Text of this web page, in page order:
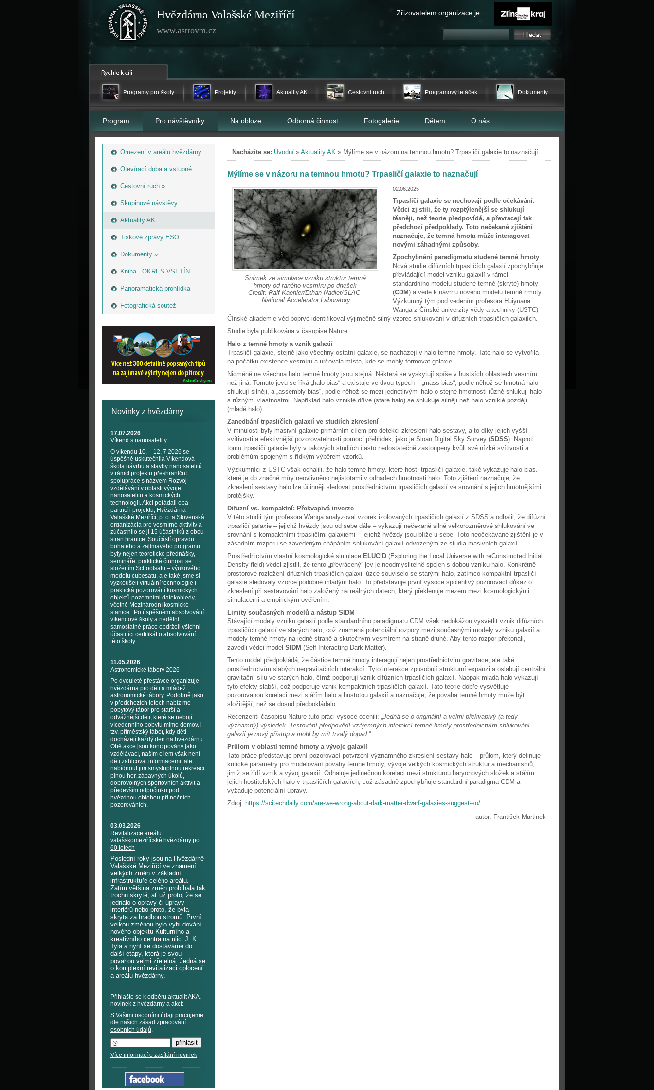
Hvězdárna Valašské Meziříčí
www.astrovm.cz
Zřizovatelem organizace je
Programy pro školy Projekty Aktuality AK Cestovní ruch Programový letáček Dokumenty
Program Pro návštěvníky Na obloze Odborná činnost Fotogalerie Dětem O nás
Omezení v areálu hvězdárny
Otevírací doba a vstupné
Cestovní ruch »
Skupinové návštěvy
Aktuality AK
Tiskové zprávy ESO
Dokumenty »
Kniha - OKRES VSETÍN
Panoramatická prohlídka
Fotografická soutež
Novinky z hvězdárny
17.07.2026
Víkend s nanosatelity
O víkendu 10. – 12. 7 2026 se
úspěšně uskutečnila Víkendová
škola návrhu a stavby nanosatelitů
v rámci projektu přeshraniční
spolupráce s názvem Rozvoj
vzdělávání v oblasti vývoje
nanosatelitů a kosmických
technologií. Akci pořádali oba
partneři projektu, Hvězdárna
Valašské Meziříčí, p. o. a Slovenská
organizácia pre vesmírné aktivity a
zúčastnilo se ji 15 účastníků z obou
stran hranice. Součástí opravdu
bohatého a zajímavého programu
byly nejen teoretické přednášky,
semináře, praktické činnosti se
složením Schoolsatů – výukového
modelu cubesatu, ale také jsme si
vyzkoušeli virtuální technologie i
praktická pozorování kosmických
objektů pozemními dalekohledy,
včetně Mezinárodní kosmické
stanice. Po úspěšném absolvování
víkendové školy a nedělní
samostatné práce obdrželi všichni
účastníci certifikát o absolvování
této školy.
11.05.2026
Astronomické tábory 2026
Po dvouleté přestávce organizuje
hvězdárna pro děti a mládež
astronomické tábory. Podobně jako
v předchozích letech nabízíme
pobytový tábor pro starší a
odvážnější děti, které se nebojí
vícedenního pobytu mimo domov, i
tzv. příměstský tábor, kdy děti
docházejí každý den na hvězdárnu.
Obě akce jsou koncipovány jako
vzdělávací, naším cílem však není
děti zahlcovat informacemi, ale
nabídnout jim smysluplnou rekreaci
plnou her, zábavných úkolů,
dobrovolných sportovních aktivit a
především odpočinku pod
hvězdnou oblohou při nočních
pozorováních.
03.03.2026
Revitalizace areálu
valašskomeziříčské hvězdárny po
60 letech
Poslední roky jsou na Hvězdárně
Valašské Meziříčí ve znamení
velkých změn v základní
infrastruktuře celého areálu.
Zatím většina změn probíhala tak
trochu skrytě, ať už proto, že se
jednalo o opravy či úpravy
interiérů nebo proto, že byla
skryta za hradbou stromů. První
velkou změnou bylo vybudování
nového objektu Kulturního a
kreativního centra na ulici J. K.
Tyla a nyní se dostáváme do
další etapy, která je svou
povahou velmi zřetelná. Jedná se
o komplexní revitalizaci oplocení
a areálu hvězdárny.
Přihlašte se k odběru aktualit AKA,
novinek z hvězdárny a akcí:
S Vašimi osobními údaji pracujeme
dle našich zásad zpracování
osobních údajů.
Více informací o zasílání novinek
Nacházíte se: Úvodní » Aktuality AK » Mýlíme se v názoru na temnou hmotu? Trpasličí galaxie to naznačují
Mýlíme se v názoru na temnou hmotu? Trpasličí galaxie to naznačují
02.06.2025
Snímek ze simulace vzniku struktur temné
hmoty od raného vesmíru po dnešek
Credit: Ralf Kaehler/Ethan Nadler/SLAC
National Accelerator Laboratory
Trpasličí galaxie se nechovají podle očekávání.
Vědci zjistili, že ty rozptýlenější se shlukují
těsněji, než teorie předpovídá, a převracejí tak
předchozí předpoklady. Toto nečekané zjištění
naznačuje, že temná hmota může interagovat
novými záhadnými způsoby.
Zpochybnění paradigmatu studené temné hmoty
Nová studie difúzních trpasličích galaxií zpochybňuje
převládající model vzniku galaxií v rámci
standardního modelu studené temné (skryté) hmoty
(CDM) a vede k návrhu nového modelu temné hmoty.
Výzkumný tým pod vedením profesora Huiyuana
Wanga z Čínské univerzity vědy a techniky (USTC)
Čínské akademie věd poprvé identifikoval výjimečně silný vzorec shlukování v difúzních trpasličích galaxiích.
Studie byla publikována v časopise Nature.
Halo z temné hmoty a vznik galaxií
Trpasličí galaxie, stejně jako všechny ostatní galaxie, se nacházejí v halo temné hmoty. Tato halo se vytvořila
na počátku existence vesmíru a určovala místa, kde se mohly formovat galaxie.
Nicméně ne všechna halo temné hmoty jsou stejná. Některá se vyskytují spíše v hustších oblastech vesmíru
než jiná. Tomuto jevu se říká „halo bias“ a existuje ve dvou typech – „mass bias“, podle něhož se hmotná halo
shlukují silněji, a „assembly bias“, podle něhož se mezi jednotlivými halo o stejné hmotnosti různě shlukují halo
s různými vlastnostmi. Například halo vzniklé dříve (staré halo) se shlukuje silněji než halo vzniklé později
(mladé halo).
Zanedbání trpasličích galaxií ve studiích zkreslení
V minulosti byly masivní galaxie primárním cílem pro detekci zkreslení halo sestavy, a to díky jejich vyšší
svítivosti a efektivnější pozorovatelnosti pomocí přehlídek, jako je Sloan Digital Sky Survey (SDSS). Naproti
tomu trpasličí galaxie byly v takových studiích často nedostatečně zastoupeny kvůli své nízké svítivosti a
problémům spojeným s řídkým výběrem vzorků.
Výzkumníci z USTC však odhalili, že halo temné hmoty, které hostí trpasličí galaxie, také vykazuje halo bias,
které je do značné míry neovlivněno nejistotami v odhadech hmotnosti halo. Toto zjištění naznačuje, že
zkreslení sestavy halo lze účinněji sledovat prostřednictvím trpasličích galaxií ve srovnání s jejich hmotnějšími
protějšky.
Difuzní vs. kompaktní: Překvapivá inverze
V této studii tým profesora Wanga analyzoval vzorek izolovaných trpasličích galaxií z SDSS a odhalil, že difúzní
trpasličí galaxie – jejichž hvězdy jsou od sebe dále – vykazují nečekaně silné velkorozměrové shlukování ve
srovnání s kompaktními trpasličími galaxiemi – jejichž hvězdy jsou blíže u sebe. Toto neočekávané zjištění je v
zásadním rozporu se zavedeným chápáním shlukování galaxií odvozeným ze studia masivních galaxií.
Prostřednictvím vlastní kosmologické simulace ELUCID (Exploring the Local Universe with reConstructed Initial
Density field) vědci zjistili, že tento „převrácený“ jev je neodmyslitelně spojen s dobou vzniku halo. Konkrétně
prostorové rozložení difúzních trpasličích galaxií úzce souviselo se starými halo, zatímco kompaktní trpasličí
galaxie sledovaly vzorce podobné mladým halo. To představuje první vysoce spolehlivý pozorovací důkaz o
zkreslení při sestavování halo založený na reálných datech, který překlenuje mezeru mezi kosmologickými
simulacemi a empirickým ověřením.
Limity současných modelů a nástup SIDM
Stávající modely vzniku galaxií podle standardního paradigmatu CDM však nedokážou vysvětlit vznik difúzních
trpasličích galaxií ve starých halo, což znamená potenciální rozpory mezi současnými modely vzniku galaxií a
modely temné hmoty na jedné straně a skutečným vesmírem na straně druhé. Aby tento rozpor překonali,
zavedli vědci model SIDM (Self-Interacting Dark Matter).
Tento model předpokládá, že částice temné hmoty interagují nejen prostřednictvím gravitace, ale také
prostřednictvím slabých negravitačních interakcí. Tyto interakce způsobují strukturní expanzi a oslabují centrální
gravitační sílu ve starých halo, čímž podporují vznik difúzních trpasličích galaxií. Naopak mladá halo vykazují
tyto efekty slabší, což podporuje vznik kompaktních trpasličích galaxií. Tato teorie dobře vysvětluje
pozorovanou korelaci mezi stářím halo a hustotou galaxií a naznačuje, že povaha temné hmoty může být
složitější, než se dosud předpokládalo.
Recenzenti časopisu Nature tuto práci vysoce ocenili: „Jedná se o originální a velmi překvapivý (a tedy
významný) výsledek. Testování předpovědí vzájemných interakcí temné hmoty prostřednictvím shlukování
galaxií je nový přístup a mohl by mít trvalý dopad.“
Průlom v oblasti temné hmoty a vývoje galaxií
Tato práce představuje první pozorovací potvrzení významného zkreslení sestavy halo – průlom, který definuje
kritické parametry pro modelování povahy temné hmoty, vývoje velkých kosmických struktur a mechanismů,
jimiž se řídí vznik a vývoj galaxií. Odhaluje jedinečnou korelaci mezi strukturou baryonových složek a stářím
jejich hostitelských halo v trpasličích galaxiích, což zásadně zpochybňuje standardní paradigma CDM a
vyžaduje potenciální úpravy.
Zdroj: https://scitechdaily.com/are-we-wrong-about-dark-matter-dwarf-galaxies-suggest-so/
autor: František Martinek